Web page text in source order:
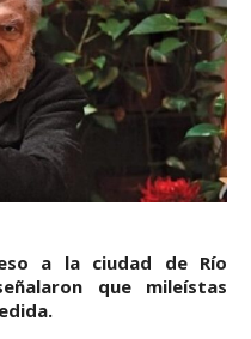
a la ciudad de Río
que mileístas